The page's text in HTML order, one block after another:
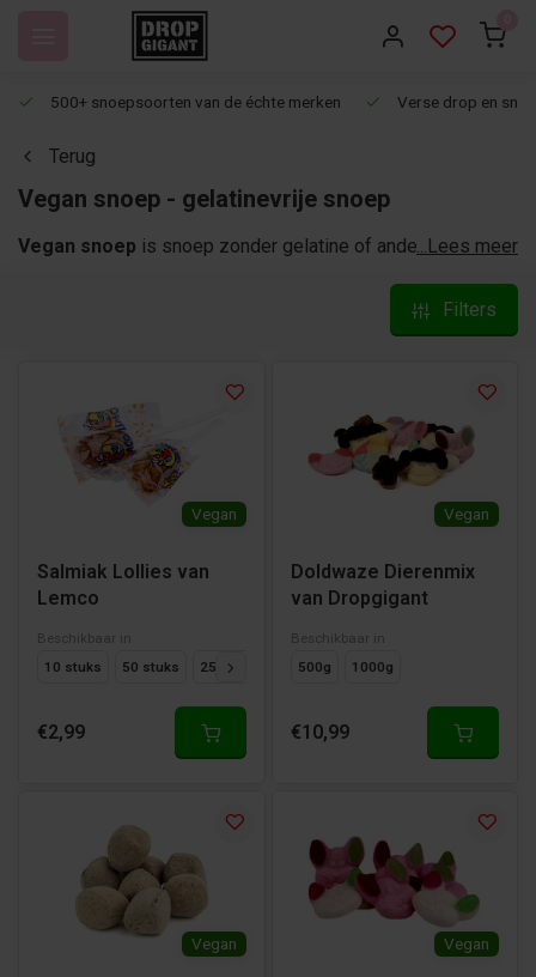
500+ snoepsoorten van de échte merken Verse drop en
Terug
Vegan snoep - gelatinevrije snoep
Vegan snoep is snoep zonder gelatine of andere dierlijke
is er in plaats van gelatine een ander geleermiddel gebruikt,
bijvoorbeeld pectine. Veggie snoep of Vegetarische
...Lees meer
Filters
Vegan
Salmiak Lollies van
Lemco
Beschikbaar in
10 stuks
50 stuks 25 stuks
€2,99
Vegan
Doldwaze Dierenmix
van Dropgigant
Beschikbaar in
500g
1000g
€10,99
Vegan Vegan